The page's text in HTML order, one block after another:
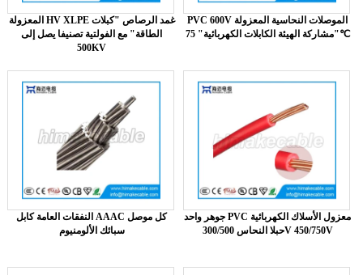
المعزولة HV XLPE غمد الرصاص "كبلات
الطاقة" مع الفولتية تصنيفا يصل إلى
500KV
PVC 600V الموصلات النحاسية المعزولة
"مشاركة الهيئة الكابلات الكهربائية" 75℃
النفقات العامة كابل AAAC كل موصل
سبائك الألومنيوم
جوهر واحد PVC معزول الأسلاك الكهربائية
حبلا النحاس 300/500V 450/750V